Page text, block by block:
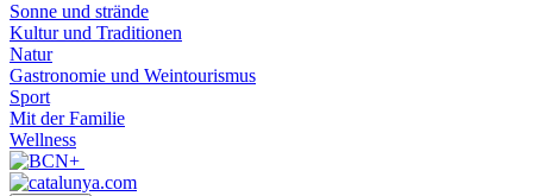
Sonne und strände
Kultur und Traditionen
Natur
Gastronomie und Weintourismus
Sport
Mit der Familie
Wellness